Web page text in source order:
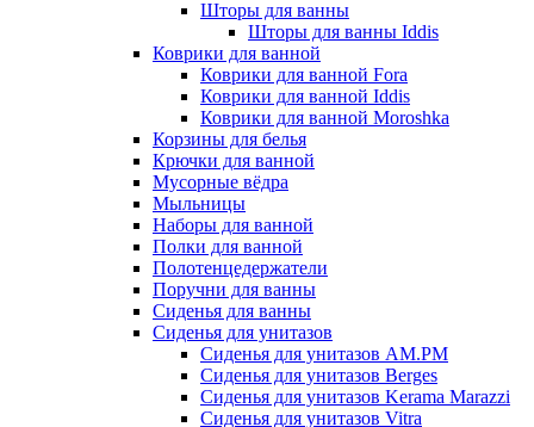
Шторы для ванны
Шторы для ванны Iddis
Коврики для ванной
Коврики для ванной Fora
Коврики для ванной Iddis
Коврики для ванной Moroshka
Корзины для белья
Крючки для ванной
Мусорные вёдра
Мыльницы
Наборы для ванной
Полки для ванной
Полотенцедержатели
Поручни для ванны
Сиденья для ванны
Сиденья для унитазов
Сиденья для унитазов AM.PM
Сиденья для унитазов Berges
Сиденья для унитазов Kerama Marazzi
Сиденья для унитазов Vitra